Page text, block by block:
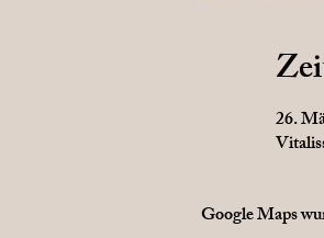
26.
Google Maps